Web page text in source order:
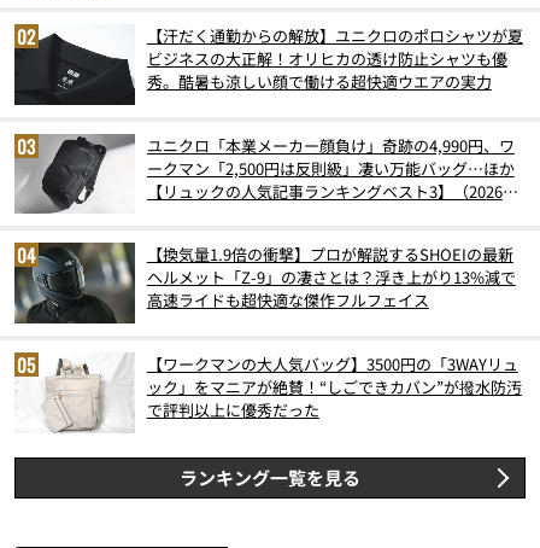
【汗だく通勤からの解放】ユニクロのポロシャツが夏
ビジネスの大正解！オリヒカの透け防止シャツも優
秀。酷暑も涼しい顔で働ける超快適ウエアの実力
ユニクロ「本業メーカー顔負け」奇跡の4,990円、ワ
ークマン「2,500円は反則級」凄い万能バッグ…ほか
【リュックの人気記事ランキングベスト3】（2026年
【換気量1.9倍の衝撃】プロが解説するSHOEIの最新
ヘルメット「Z-9」の凄さとは？浮き上がり13%減で
高速ライドも超快適な傑作フルフェイス
【ワークマンの大人気バッグ】3500円の「3WAYリュ
ック」をマニアが絶賛！“しごできカバン”が撥水防汚
で評判以上に優秀だった
ランキング一覧を見る